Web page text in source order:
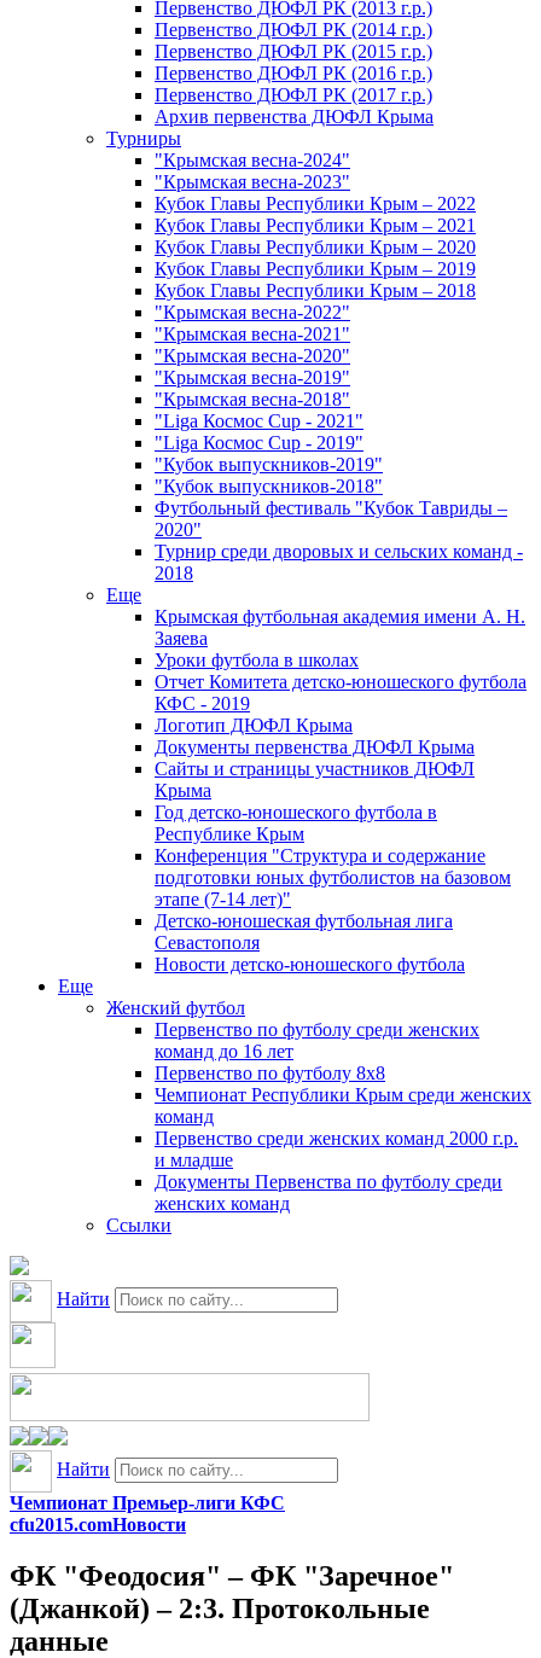
Первенство ДЮФЛ РК (2013 г.р.)
Первенство ДЮФЛ РК (2014 г.р.)
Первенство ДЮФЛ РК (2015 г.р.)
Первенство ДЮФЛ РК (2016 г.р.)
Первенство ДЮФЛ РК (2017 г.р.)
Архив первенства ДЮФЛ Крыма
Турниры
"Крымская весна-2024"
"Крымская весна-2023"
Кубок Главы Республики Крым – 2022
Кубок Главы Республики Крым – 2021
Кубок Главы Республики Крым – 2020
Кубок Главы Республики Крым – 2019
Кубок Главы Республики Крым – 2018
"Крымская весна-2022"
"Крымская весна-2021"
"Крымская весна-2020"
"Крымская весна-2019"
"Крымская весна-2018"
"Liga Космос Cup - 2021"
"Liga Космос Cup - 2019"
"Кубок выпускников-2019"
"Кубок выпускников-2018"
Футбольный фестиваль "Кубок Тавриды –
2020"
Турнир среди дворовых и сельских команд -
2018
Еще
Крымская футбольная академия имени А. Н.
Заяева
Уроки футбола в школах
Отчет Комитета детско-юношеского футбола
КФС - 2019
Логотип ДЮФЛ Крыма
Документы первенства ДЮФЛ Крыма
Сайты и страницы участников ДЮФЛ
Крыма
Год детско-юношеского футбола в
Республике Крым
Конференция "Структура и содержание
подготовки юных футболистов на базовом
этапе (7-14 лет)"
Детско-юношеская футбольная лига
Севастополя
Новости детско-юношеского футбола
Еще
Женский футбол
Первенство по футболу среди женских
команд до 16 лет
Первенство по футболу 8х8
Чемпионат Республики Крым среди женских
команд
Первенство среди женских команд 2000 г.р.
и младше
Документы Первенства по футболу среди
женских команд
Ссылки
Найти
Найти
Чемпионат Премьер-лиги КФС
cfu2015.comНовости
ФК "Феодосия" – ФК "Заречное"
(Джанкой) – 2:3. Протокольные
данные